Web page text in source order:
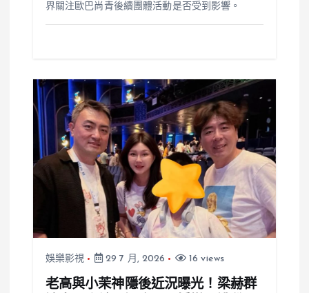
界關注歐巴尚青後續團體活動是否受到影響。
娛樂影視 29 7 月, 2026 16 views
老高與小茉神隱後近況曝光！梁赫群